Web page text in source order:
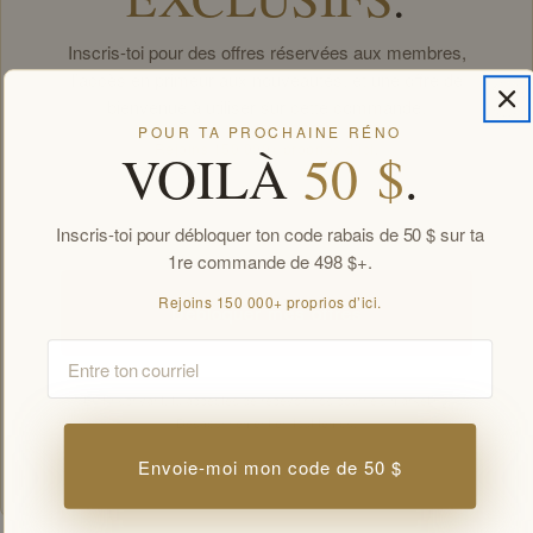
Inscris-toi pour des offres réservées aux membres,
l’accès en primeur aux nouveautés, et une offre de
Rejoins 150 000+ proprios d’ici.
Débloquer mes offres
En t’inscrivant, tu acceptes de recevoir nos courriels marketing.
Désabonnement en tout temps.
bienvenue par client.
POUR TA PROCHAINE RÉNO
VOILÀ 50 $.
Inscris-toi pour débloquer ton code rabais de 50 $ sur ta
1re commande de 498 $+.
Rejoins 150 000+ proprios d’ici.
Envoie-moi mon code de 50 $